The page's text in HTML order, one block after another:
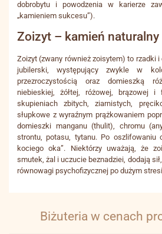
dobrobytu i powodzenia w karierze
„kamieniem sukcesu”).
Zoizyt – kamień naturalny
Zoizyt (zwany również zoisytem) to rzadki
jubilerski, występujący zwykle w
przezroczystością oraz domieszką
niebieskiej, żółtej, różowej, brązowej i
skupieniach zbitych, ziarnistych,
słupkowe z wyraźnym prążkowaniem
domieszki manganu (thulit), chromu
strontu, potasu, tytanu. Po oszlifowaniu
kociego oka”. Niektórzy uważają, że
smutek, żal i uczucie beznadziei, dodają
równowagi psychofizycznej po dużym
Biżuteria w cenach